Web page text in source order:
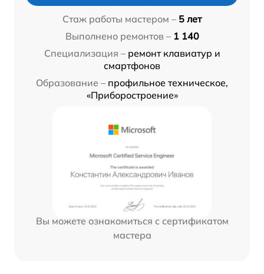
Стаж работы мастером – 5 лет
Выполнено ремонтов – 1 140
Специализация – ремонт клавиатур и
смартфонов
Образование – профильное техническое,
«Приборостроение»
Вы можете ознакомиться с сертификатом
мастера